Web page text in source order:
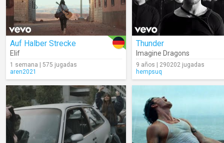
Auf Halber Strecke
Elif
1 semana | 575 jugadas
aren2021
Thunder
Imagine Dragons
9 años | 290202 jugadas
hempsuq